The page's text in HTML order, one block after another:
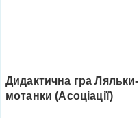
Дидактична гра Ляльки-
мотанки (Асоціації)